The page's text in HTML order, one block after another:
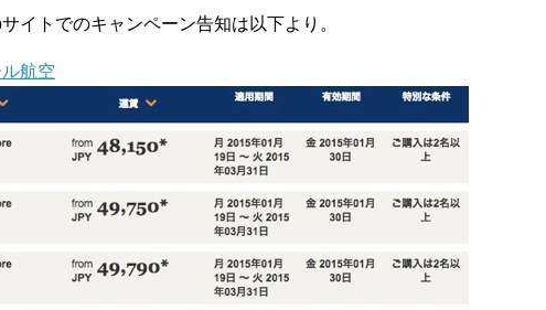
イトでのキャンペーン告知は以下より。
航空